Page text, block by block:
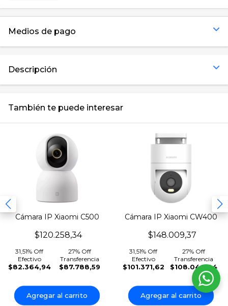
Medios de pago
Descripción
También te puede interesar
Cámara IP Xiaomi C500
MBC24 SMART 3.5K Con
Microfono WiFi
$120.258,34
31,51% Off
Efectivo
$82.364,94
27% Off
Transferencia
$87.788,59
Agregar al carrito
Cámara IP Xiaomi CW400
MJSXJ04HL Outdoor Micro
$148.009,37
31,51% Off
Efectivo
$101.371,62
27% Off
Transferencia
$108.046,84
Agregar al carrito